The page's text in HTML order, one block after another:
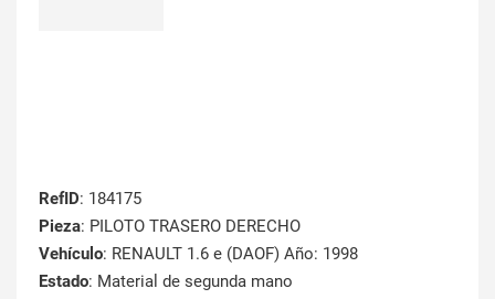
RefID: 184175
Pieza: PILOTO TRASERO DERECHO
Vehículo: RENAULT 1.6 e (DAOF) Año: 1998
Estado: Material de segunda mano